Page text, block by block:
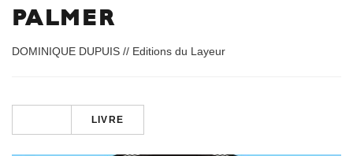
PALMER
DOMINIQUE DUPUIS // Editions du Layeur
LIVRE